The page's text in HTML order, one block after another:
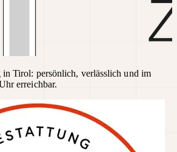
Tirol: persönlich, verlässlich und im
erreichbar.